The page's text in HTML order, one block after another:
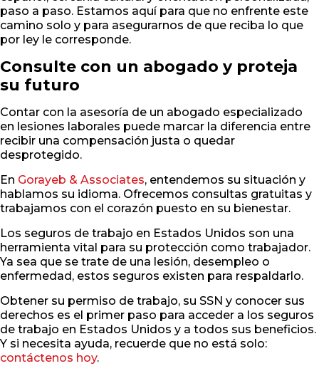
paso a paso. Estamos aquí para que no enfrente este
camino solo y para asegurarnos de que reciba lo que
por ley le corresponde.
Consulte con un abogado y proteja
su futuro
Contar con la asesoría de un abogado especializado
en lesiones laborales puede marcar la diferencia entre
recibir una compensación justa o quedar
desprotegido.
En Gorayeb & Associates, entendemos su situación y
hablamos su idioma. Ofrecemos consultas gratuitas y
trabajamos con el corazón puesto en su bienestar.
Los seguros de trabajo en Estados Unidos son una
herramienta vital para su protección como trabajador.
Ya sea que se trate de una lesión, desempleo o
enfermedad, estos seguros existen para respaldarlo.
Obtener su permiso de trabajo, su SSN y conocer sus
derechos es el primer paso para acceder a los seguros
de trabajo en Estados Unidos y a todos sus beneficios.
Y si necesita ayuda, recuerde que no está solo:
contáctenos hoy.